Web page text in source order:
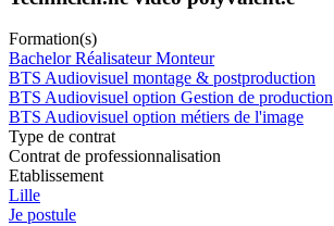
Formation(s)
Bachelor Réalisateur Monteur
BTS Audiovisuel montage & postproduction
BTS Audiovisuel option Gestion de production
BTS Audiovisuel option métiers de l'image
Type de contrat
Contrat de professionnalisation
Etablissement
Lille
Je postule